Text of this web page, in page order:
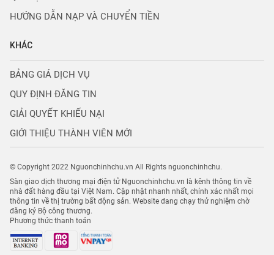
HƯỚNG DẪN NẠP VÀ CHUYỂN TIỀN
KHÁC
BẢNG GIÁ DỊCH VỤ
QUY ĐỊNH ĐĂNG TIN
GIẢI QUYẾT KHIẾU NẠI
GIỚI THIỆU THÀNH VIÊN MỚI
© Copyright 2022 Nguonchinhchu.vn All Rights nguonchinhchu.
Sàn giao dịch thương mại điện tử Nguonchinhchu.vn là kênh thông tin về
nhà đất hàng đầu tại Việt Nam. Cập nhật nhanh nhất, chính xác nhất mọi
thông tin về thị trường bất động sản. Website đang chạy thử nghiệm chờ
đăng ký Bộ công thương.
Phương thức thanh toán